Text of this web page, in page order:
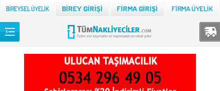
TÜM NAKLİYECİLER
Adıyaman
Back